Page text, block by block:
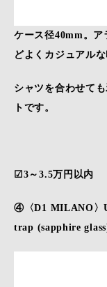
ケース径40mm。
どよくカジュアルな
シャツを合わせて
トです。
☑3～3.5万円以内
④〈D1 MILANO〉
trap (sapphire